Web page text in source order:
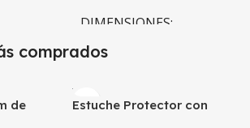
DIMENSIONES
COLOR
comprados
de
Estuche Protector con